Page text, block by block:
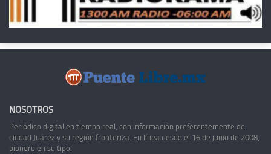
NOSOTROS
Periódico digital en tiempo real, con información preferentemente de
ciudad Juárez y su región fronteriza. En línea desde el 16 de junio de 2008,
pionero en su tipo.